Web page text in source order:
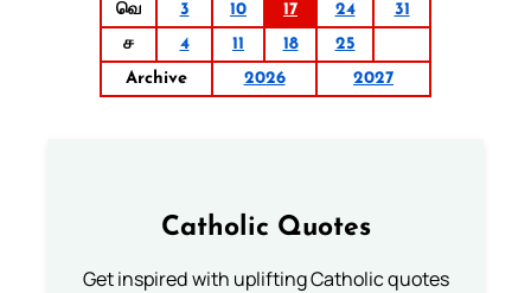
வெ
3 10 17 24
31
ச
4 11 18
25
Archive
2026 2027
Catholic Quotes
Get inspired with uplifting Catholic quotes